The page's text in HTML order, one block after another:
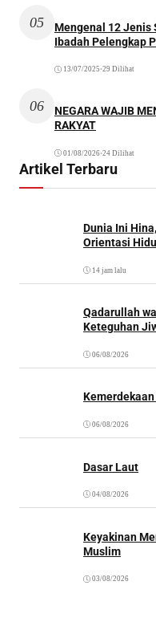
05
Mengenal 12 Jenis
Ibadah Pelengkap
13/07/2025 •29 Dilihat
06
NEGARA WAJIB
RAKYAT
01/08/2026•24 Dilihat
Artikel Terbaru
Dunia Ini
Orientasi
14 jam lalu
Qadarullah
Keteguhan
06/08/2026
06/08/2026
Dasar Laut
04/08/2026
Keyakinan
Muslim
03/08/2026